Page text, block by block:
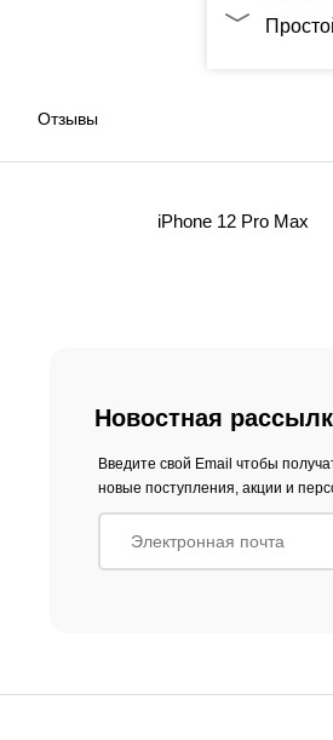
Отзывы
iPhone 12 Pro Max
Новостная
Введите свой Email чтобы
новые поступления, акции и